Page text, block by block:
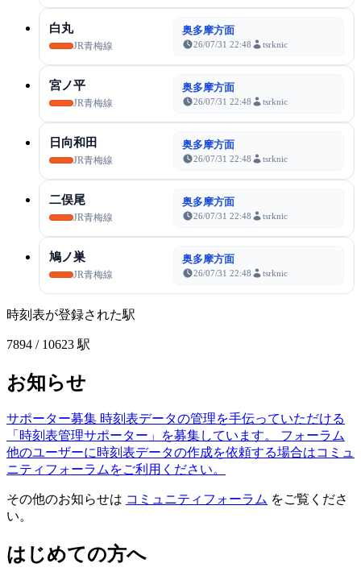
白丸
JR青梅線
奥多摩方面
26/07/31 22:48 tsrknic
宮ノ平
JR青梅線
奥多摩方面
26/07/31 22:48 tsrknic
日向和田
JR青梅線
奥多摩方面
26/07/31 22:48 tsrknic
二俣尾
JR青梅線
奥多摩方面
26/07/31 22:48 tsrknic
鳩ノ巣
JR青梅線
奥多摩方面
26/07/31 22:48 tsrknic
時刻表が登録された駅
7894 / 10623 駅
お知らせ
サポーター募集 時刻表データの管理を手伝っていただける
「時刻表管理サポーター」を募集しています。
フォーラム
他のユーザーに時刻表データの作成を依頼する場合はコミュ
ニティフォーラムをご利用ください。
その他のお知らせは コミュニティフォーラム をご覧くださ
い。
はじめての方へ